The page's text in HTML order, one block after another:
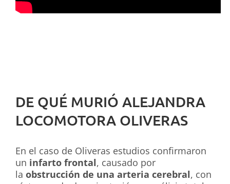
DE QUÉ MURIÓ ALEJANDRA
LOCOMOTORA OLIVERAS
En el caso de Oliveras estudios confirmaron
un infarto frontal, causado por
la obstrucción de una arteria cerebral, con